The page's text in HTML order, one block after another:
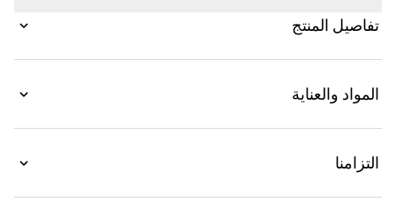
تفاصيل المنتج
المواد والعناية
التزامنا